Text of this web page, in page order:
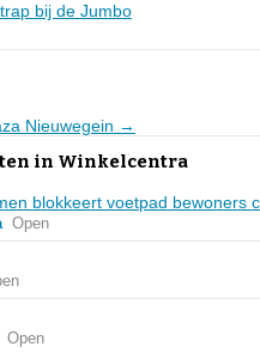
bij de Jumbo
Nieuwegein →
in Winkelcentra
blokkeert voetpad bewoners
Open
Open